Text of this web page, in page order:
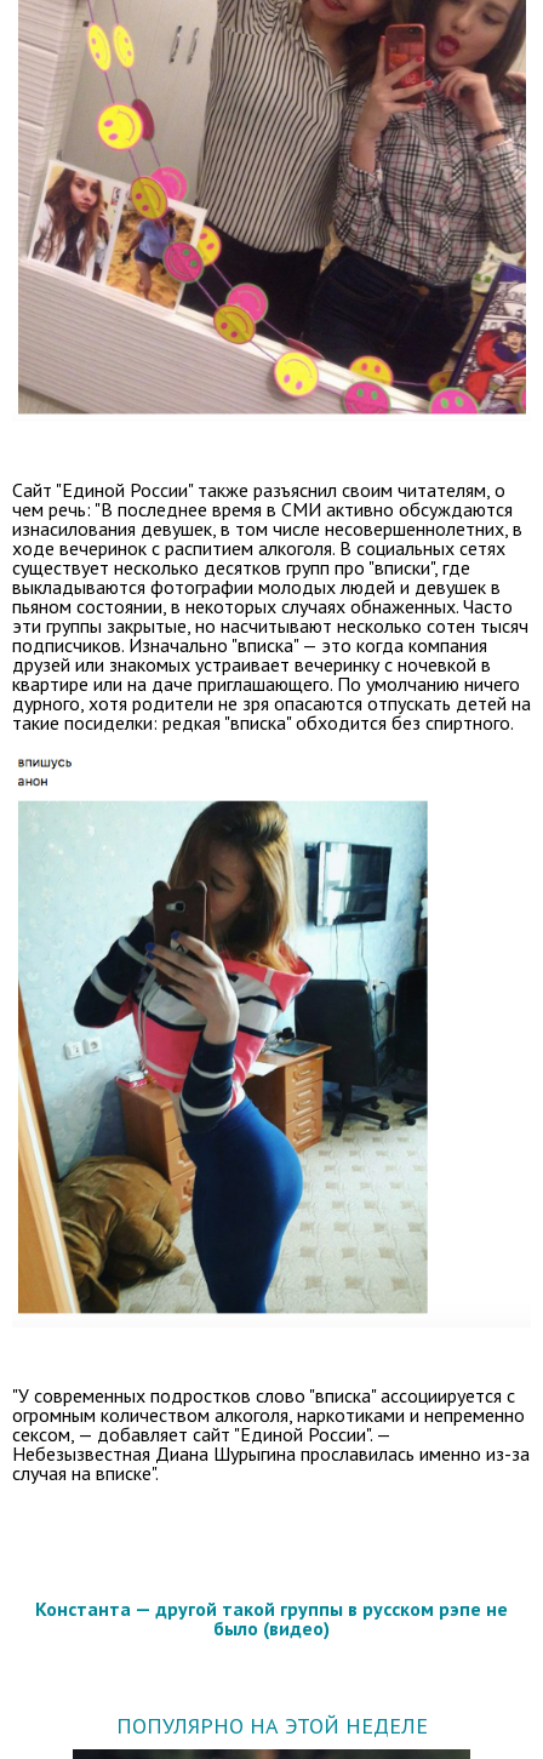
Сайт "Единой России" также разъяснил своим читателям, о
чем речь: "В последнее время в СМИ активно обсуждаются
изнасилования девушек, в том числе несовершеннолетних, в
ходе вечеринок с распитием алкоголя. В социальных сетях
существует несколько десятков групп про "вписки", где
выкладываются фотографии молодых людей и девушек в
пьяном состоянии, в некоторых случаях обнаженных. Часто
эти группы закрытые, но насчитывают несколько сотен тысяч
подписчиков. Изначально "вписка" — это когда компания
друзей или знакомых устраивает вечеринку с ночевкой в
квартире или на даче приглашающего. По умолчанию ничего
дурного, хотя родители не зря опасаются отпускать детей на
такие посиделки: редкая "вписка" обходится без спиртного.
"У современных подростков слово "вписка" ассоциируется с
огромным количеством алкоголя, наркотиками и непременно
сексом, — добавляет сайт "Единой России". —
Небезызвестная Диана Шурыгина прославилась именно из-за
случая на вписке".
Константа — другой такой группы в русском рэпе не
было (видео)
ПОПУЛЯРНО НА ЭТОЙ НЕДЕЛЕ